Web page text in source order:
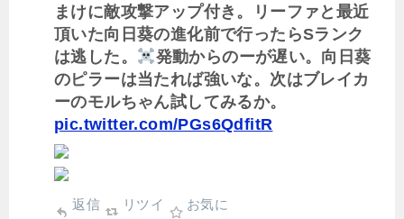
まけに敵攻撃アップ付き。リーファと最近
頂いた向日葵の進化前で行ったらSランク
は逃した。
発動からのーが遅い。向日葵
のピラーは当たれば強いな。次はブレイカ
ーのモルちゃん試してみるか。
pic.twitter.com/PGs6QdfitR
返信 リツイ お気に